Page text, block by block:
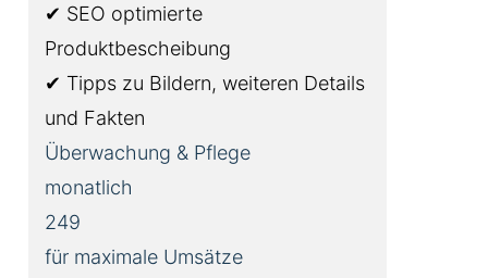
✔ SEO optimierte
Produktbescheibung
✔ Tipps zu Bildern, weiteren Details
und Fakten
Überwachung & Pflege
monatlich
249
für maximale Umsätze